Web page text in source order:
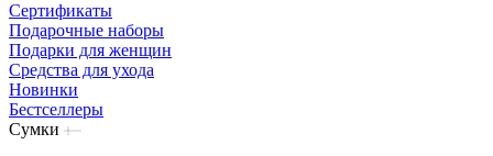
Сертификаты
Подарочные наборы
Подарки для женщин
Средства для ухода
Новинки
Бестселлеры
Сумки